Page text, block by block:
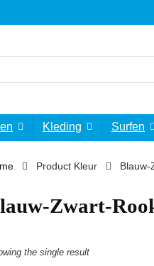
Kleding Surfen
Product Kleur ‎Blauw-
Zwart-
the single result